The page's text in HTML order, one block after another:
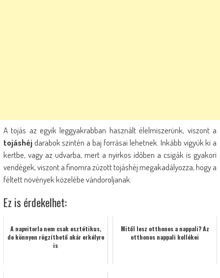
A tojás az egyik leggyakrabban használt élelmiszerünk, viszont a
tojáshéjdarabok szintén a baj forrásai lehetnek. Inkább vigyük ki a
kertbe, vagy az udvarba, mert a nyirkos időben a csigák is gyakori
vendégek, viszont a finomra zúzott tojáshéj megakadályozza, hogy a
féltett növények közelébe vándoroljanak.
Ez is érdekelhet:
A napvitorla nem csak esztétikus,
de könnyen rögzíthető akár erkélyre
is
Mitől lesz otthonos a nappali? Az
otthonos nappali kellékei